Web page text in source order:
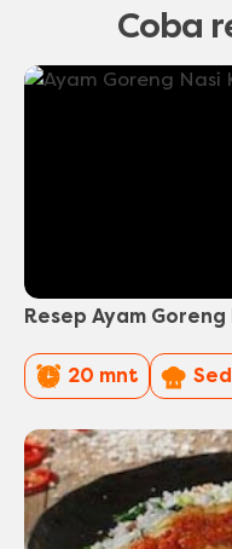
Coba
Resep Ayam Goreng
20 mnt